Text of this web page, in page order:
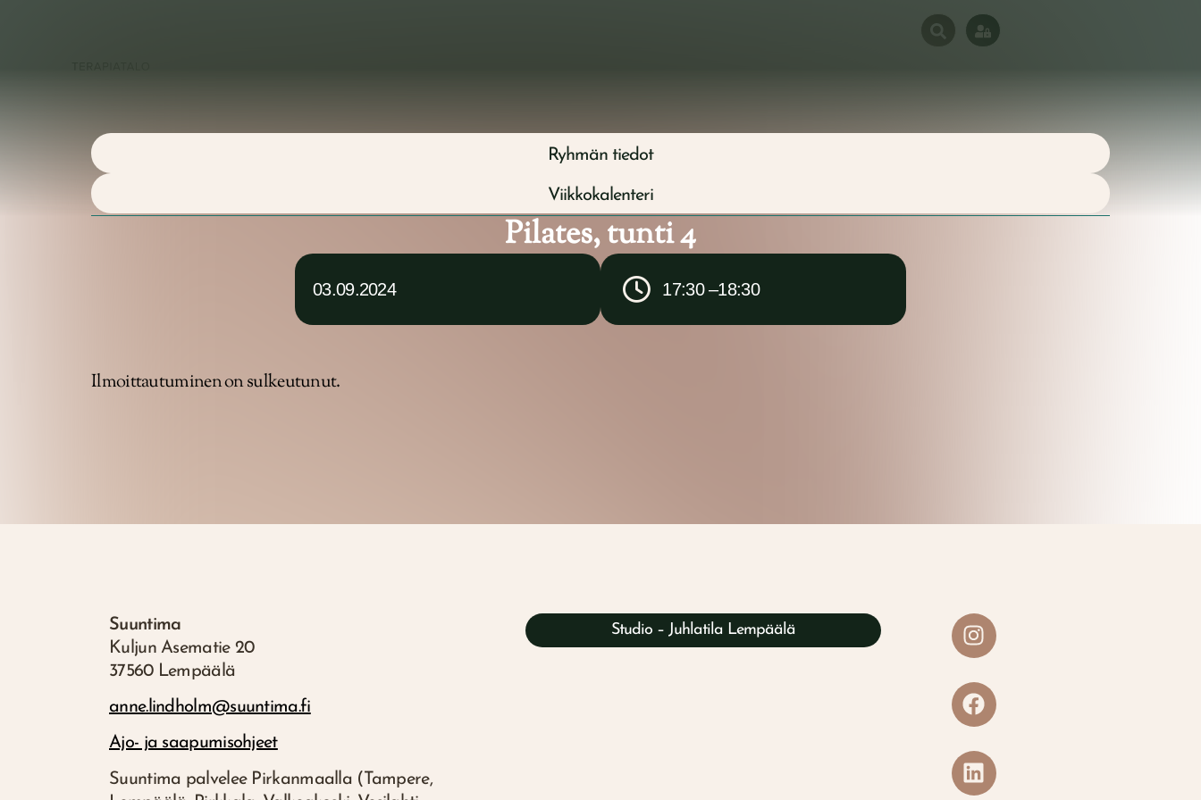
Ryhmän tiedot
Viikkokalenteri
Pilates, tunti 4
03.09.2024 17:30 –18:30
Ilmoittautuminen on sulkeutunut.
Suuntima
Kuljun Asematie 20
37560 Lempäälä
anne.lindholm@suuntima.fi
Ajo- ja saapumisohjeet
Suuntima palvelee Pirkanmaalla (Tampere,
Studio – Juhlatila Lempäälä